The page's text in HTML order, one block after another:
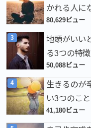
かれる人に
80,629ビュー
地頭がいい
る3つの特
50,088ビュー
生きるのが
い3つのこと
41,180ビュー